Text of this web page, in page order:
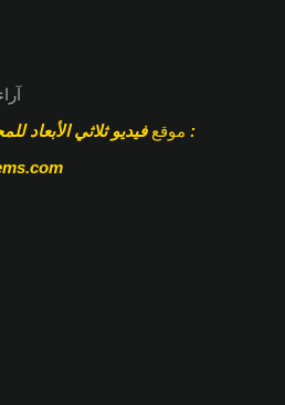
موقعفيديو ثلاثي الأبعاد
: